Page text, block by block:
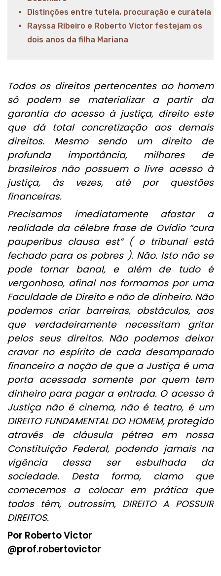
Distinções entre tutela, procuração e curatela
Rayssa Ribeiro e Roberto Victor festejam os
dois anos da filha Mariana
Todos os direitos pertencentes ao homem
só podem se materializar a partir da
garantia do acesso à justiça, direito este
que dá total concretização aos demais
direitos. Mesmo sendo um direito de
profunda importância, milhares de
brasileiros não possuem o livre acesso à
justiça, às vezes, até por questões
financeiras.
Precisamos imediatamente afastar a
realidade da célebre frase de Ovídio “cura
pauperibus clausa est” ( o tribunal está
fechado para os pobres ). Não. Isto não se
pode tornar banal, e além de tudo é
vergonhoso, afinal nos formamos por uma
Faculdade de Direito e não de dinheiro. Não
podemos criar barreiras, obstáculos, aos
que verdadeiramente necessitam gritar
pelos seus direitos. Não podemos deixar
cravar no espírito de cada desamparado
financeiro a noção de que a Justiça é uma
porta acessada somente por quem tem
dinheiro para pagar a entrada. O acesso à
Justiça não é cinema, não é teatro, é um
DIREITO FUNDAMENTAL DO HOMEM, protegido
através de cláusula pétrea em nossa
Constituição Federal, podendo jamais na
vigência dessa ser esbulhada da
sociedade. Desta forma, clamo que
comecemos a colocar em prática que
todos têm, outrossim, DIREITO A POSSUIR
DIREITOS.
Por Roberto Victor
@prof.robertovictor